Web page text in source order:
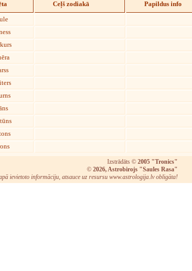
Ceļš zodiakā Papildus info
Izstrādāts © 2005 "Tronics"
© 2026, Astrobirojs "Saules Rasa"
ievietoto informāciju, atsauce uz resursu www.astrologija.lv obligāta!